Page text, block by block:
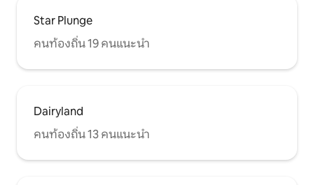
Star Plunge
คนท้องถิ่น 19 คนแนะนำ
Dairyland
คนท้องถิ่น 13 คนแนะนำ